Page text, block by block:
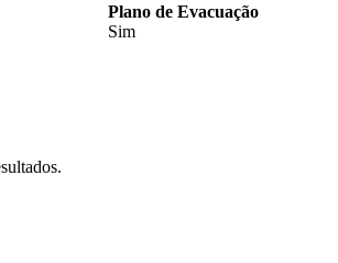
Plano de Evacuação
Sim